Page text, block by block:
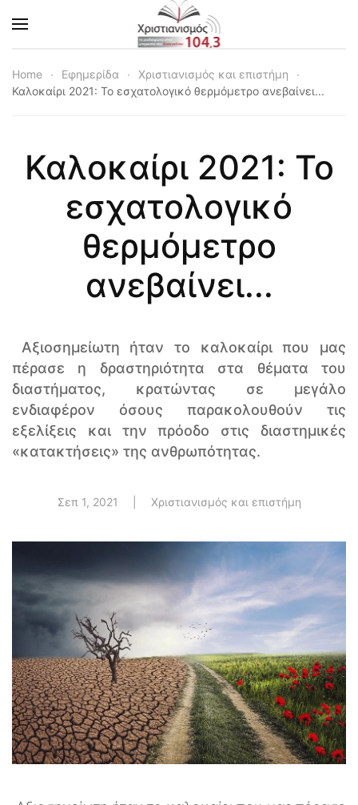
Skip to main content
Home Εφημερίδα
Χριστιανισμός και επιστήμη
Καλοκαίρι 2021: Το εσχατολογικό θερμόμετρο ανεβαίνει...
Καλοκαίρι 2021: Το
εσχατολογικό
θερμόμετρο
ανεβαίνει...
Αξιοσημείωτη ήταν το καλοκαίρι που μας
πέρασε η δραστηριότητα στα θέματα του
διαστήματος, κρατώντας σε μεγάλο
ενδιαφέρον όσους παρακολουθούν τις
εξελίξεις και την πρόοδο στις διαστημικές
«κατακτήσεις» της ανθρωπότητας.
Σεπ 1, 2021 Χριστιανισμός και επιστήμη